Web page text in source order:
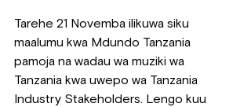
Tarehe 21 Novemba ilikuwa siku
maalumu kwa Mdundo Tanzania
pamoja na wadau wa muziki wa
Tanzania kwa uwepo wa Tanzania
Industry Stakeholders. Lengo kuu